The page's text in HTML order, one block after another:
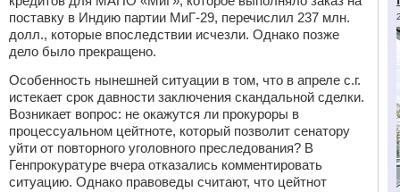
поставку в Индию партии МиГ-29, перечислил 237 млн.
долл., которые впоследствии исчезли. Однако позже
дело было прекращено.
Особенность нынешней ситуации в том, что в апреле с.г.
истекает срок давности заключения скандальной сделки.
Возникает вопрос: не окажутся ли прокуроры в
процессуальном цейтноте, который позволит сенатору
уйти от повторного уголовного преследования? В
Генпрокуратуре вчера отказались комментировать
ситуацию. Однако правоведы считают, что цейтнот